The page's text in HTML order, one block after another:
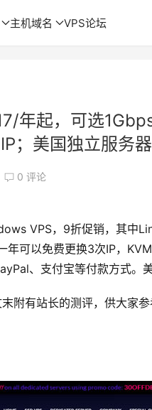
主机域名 VPS论坛
年起，可选
；美国独立服务
0 评论
VPS，9折促销，其中
可以免费更换3次IP，
、支付宝等付款方式。
附有站长的测评，供大家参